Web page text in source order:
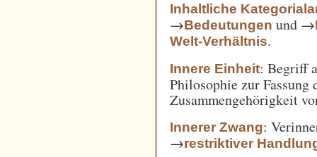
Inhaltliche
→Bedeutungen und →
Welt-Verhältnis.
Innere Einheit: Begriff
Philosophie zur
Zusammengehörigkeit
Innerer Zwang:
→restriktiver